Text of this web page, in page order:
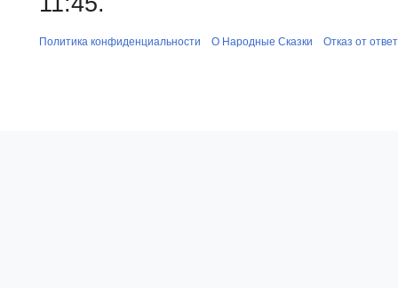
Политика конфиденциальности О Народные Сказки Отказ от